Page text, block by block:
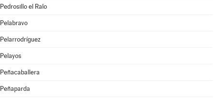
Pedrosillo el Ralo
Pelabravo
Pelarrodríguez
Pelayos
Peñacaballera
Peñaparda